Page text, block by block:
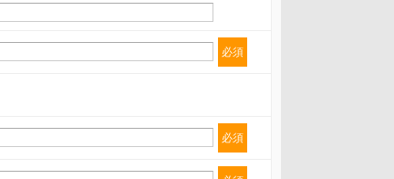
者への提供の停止（「開示等」といいます。）に
必須
必須